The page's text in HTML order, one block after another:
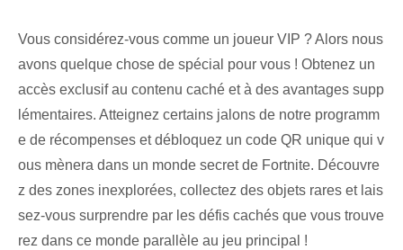
Vous considérez-vous comme un joueur VIP ? Alors nous
avons quelque chose de spécial pour vous ! Obtenez un
accès exclusif au contenu caché et à des avantages supp
lémentaires. Atteignez certains jalons de notre programm
e de récompenses et débloquez un code QR unique qui v
ous mènera dans un monde secret de Fortnite. Découvre
z des zones inexplorées⁢, collectez des objets rares et lais
sez-vous surprendre par les défis cachés que vous trouve
rez dans ce monde parallèle au jeu principal !